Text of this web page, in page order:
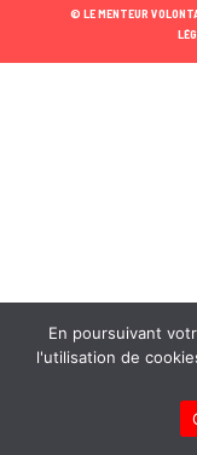
© LE MENTEUR
En poursuivant
l'utilisation de